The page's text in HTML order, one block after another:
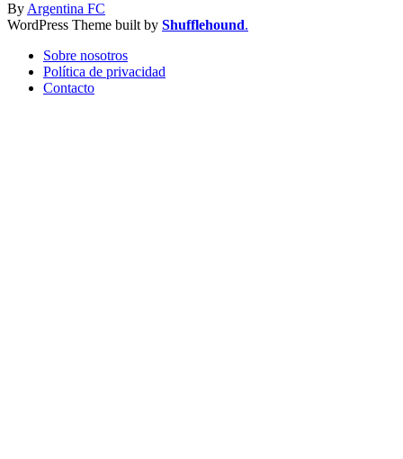
ByArgentina FC
WordPress Theme built by Shufflehound.
Sobre nosotros
Política de privacidad
Contacto